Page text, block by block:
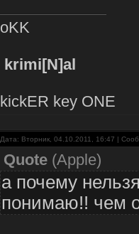
oKK
krimi[N]al
kickER key ONE
Дата: Вторник, 04.10.2011, 16:47 |
Quote(Apple)
а почему
понимаю!! чем